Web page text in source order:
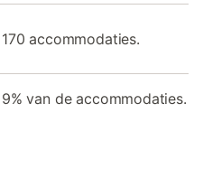
170 accommodaties.
9% van de accommodaties.